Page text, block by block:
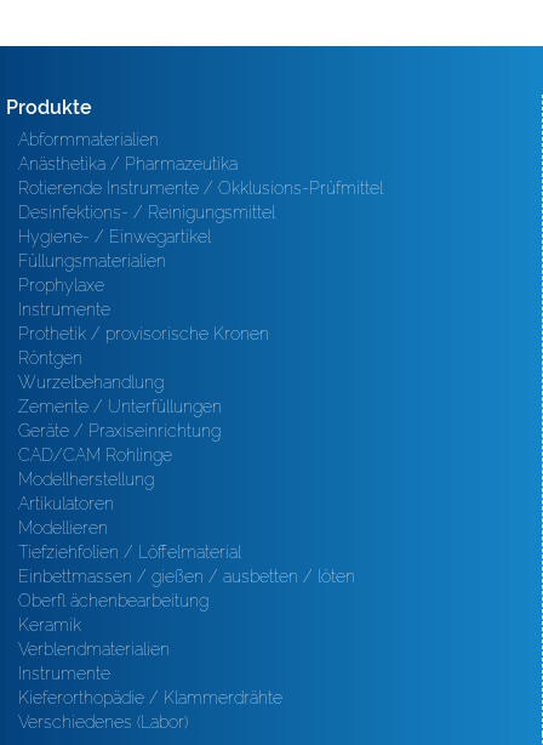
Produkte
Abformmaterialien
Anästhetika / Pharmazeutika
Rotierende Instrumente / Okklusions-Prüfmittel
Desinfektions- / Reinigungsmittel
Hygiene- / Einwegartikel
Füllungsmaterialien
Prophylaxe
Instrumente
Prothetik / provisorische Kronen
Röntgen
Wurzelbehandlung
Zemente / Unterfüllungen
Geräte / Praxiseinrichtung
CAD/CAM Rohlinge
Modellherstellung
Artikulatoren
Modellieren
Tiefziehfolien / Löffelmaterial
Einbettmassen / gießen / ausbetten / löten
Oberfl ächenbearbeitung
Keramik
Verblendmaterialien
Instrumente
Kieferorthopädie / Klammerdrähte
Verschiedenes (Labor)